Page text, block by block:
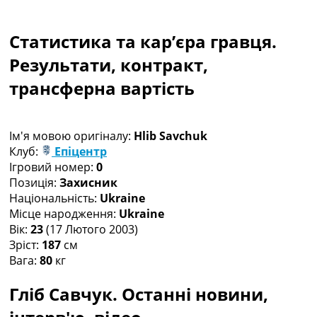
Чемпіонат Світу
Україна. Прем’єр-Ліга
Україна. Перша Ліга
Ліга Чемпіонів
Ще Турніри >>>
Таблиці
Чемпіонат Світу. Турнирні таблиці
Таблиця УПЛ
Перша Ліга
Таблиця АПЛ
Таблиця Ла Ліги
Таблиця Ліги Чемпіонів
Всі таблиці >>>
Рейтинг країн УЄФА
Рейтинг клубів УЄФА
Статистика та кар’єра гравця.
Результати, контракт,
трансферна вартість
Ім'я мовою оригіналу: Hlib Savchuk
Клуб:
Епіцентр
Ігровий номер: 0
Позиція: Захисник
Національність: Ukraine
Місце народження: Ukraine
Вік: 23(17 Лютого 2003)
Зріст: 187 см
Вага: 80 кг
Гліб Савчук. Останні новини,